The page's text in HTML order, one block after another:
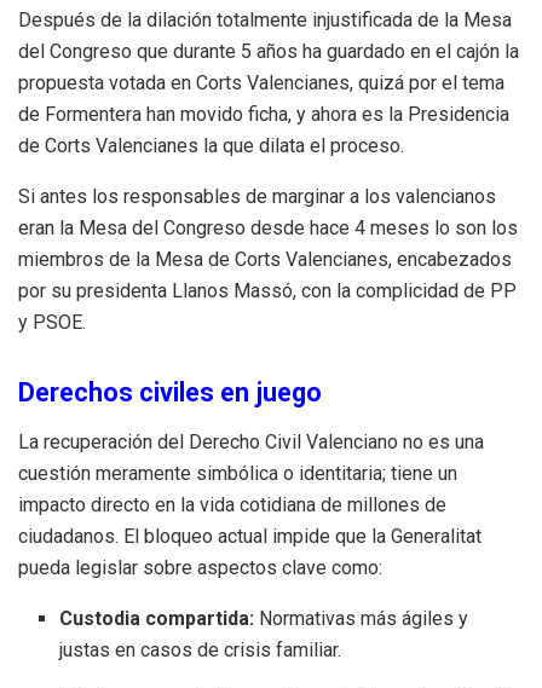
Después de la dilación totalmente injustificada de la Mesa
del Congreso que durante 5 años ha guardado en el cajón la
propuesta votada en Corts Valencianes, quizá por el tema
de Formentera han movido ficha, y ahora es la Presidencia
de Corts Valencianes la que dilata el proceso.
Si antes los responsables de marginar a los valencianos
eran la Mesa del Congreso desde hace 4 meses lo son los
miembros de la Mesa de Corts Valencianes, encabezados
por su presidenta Llanos Massó, con la complicidad de PP
y PSOE.
Derechos civiles en juego
La recuperación del Derecho Civil Valenciano no es una
cuestión meramente simbólica o identitaria; tiene un
impacto directo en la vida cotidiana de millones de
ciudadanos. El bloqueo actual impide que la Generalitat
pueda legislar sobre aspectos clave como:
Custodia compartida: Normativas más ágiles y
justas en casos de crisis familiar.